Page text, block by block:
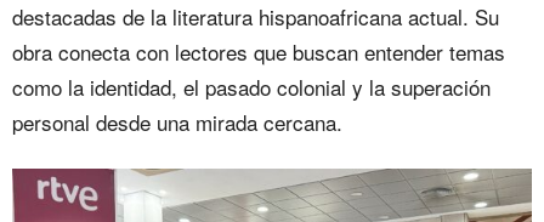
destacadas de la literatura hispanoafricana actual. Su
obra conecta con lectores que buscan entender temas
como la identidad, el pasado colonial y la superación
personal desde una mirada cercana.